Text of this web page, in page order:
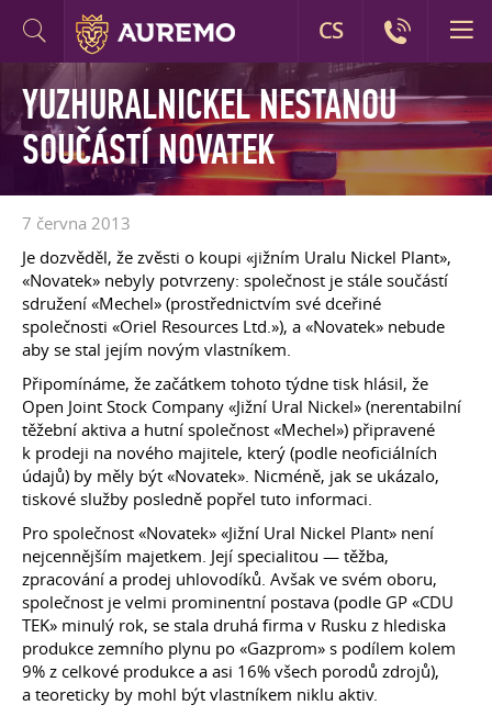
YUZHURALNICKEL NESTANOU
SOUČÁSTÍ NOVATEK
7 června 2013
Je dozvěděl, že zvěsti o koupi «jižním Uralu Nickel Plant»,
«Novatek» nebyly potvrzeny: společnost je stále součástí
sdružení «Mechel» (prostřednictvím své dceřiné
společnosti «Oriel Resources Ltd.»), a «Novatek» nebude
aby se stal jejím novým vlastníkem.
Připomínáme, že začátkem tohoto týdne tisk hlásil, že
Open Joint Stock Company «Jižní Ural Nickel» (nerentabilní
těžební aktiva a hutní společnost «Mechel») připravené
k prodeji na nového majitele, který (podle neoficiálních
údajů) by měly být «Novatek». Nicméně, jak se ukázalo,
tiskové služby posledně popřel tuto informaci.
Pro společnost «Novatek» «Jižní Ural Nickel Plant» není
nejcennějším majetkem. Její specialitou — těžba,
zpracování a prodej uhlovodíků. Avšak ve svém oboru,
společnost je velmi prominentní postava (podle GP «CDU
TEK» minulý rok, se stala druhá firma v Rusku z hlediska
produkce zemního plynu po «Gazprom» s podílem kolem
9% z celkové produkce a asi 16% všech porodů zdrojů),
a teoreticky by mohl být vlastníkem niklu aktiv.
CS